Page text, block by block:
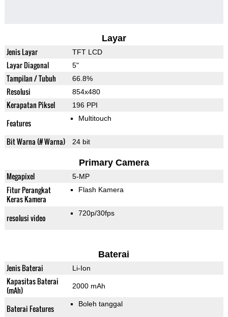
Layar
Jenis Layar TFT LCD
Layar Diagonal 5"
Tampilan / Tubuh 66.8%
Resolusi 854x480
Kerapatan Piksel 196 PPI
Features Multitouch
Bit Warna (# Warna) 24 bit
Primary Camera
Megapixel 5-MP
Fitur Perangkat
Keras Kamera
Flash Kamera
resolusi video 720p/30fps
Baterai
Jenis Baterai Li-Ion
Kapasitas Baterai
(mAh)
2000 mAh
Baterai Features Boleh tanggal